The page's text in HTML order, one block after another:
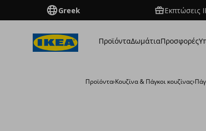
Greek Εκπτώσεις
ΠροϊόνταΔωμάτιαΠροσφορές
Προϊόντα›Κουζίνα & Πάγκοι κουζίνας›